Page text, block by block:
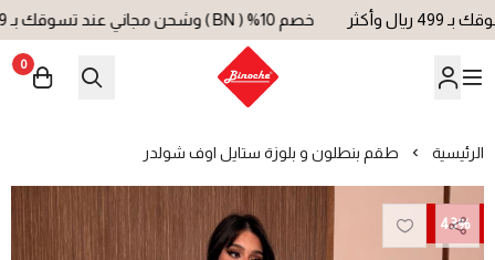
خصم 10% ( BN ) وشحن مجاني عند تسوقك بـ 499 ريال وأكثر
بينوش | Binoche
0
الرئيسية طقم بنطلون و بلوزة ستايل اوف شولدر
43%